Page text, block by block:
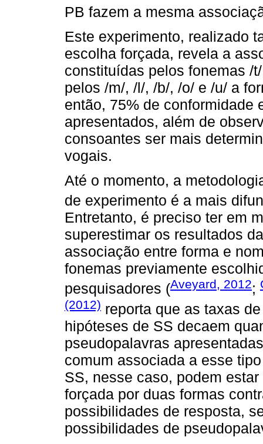
PB fazem a mesma
Este experimento, realizado
escolha forçada, revela a
constituídas pelos fonemas /
pelos /m/, /l/, /b/, /o/ e /u/ a
então, 75% de conformidade
apresentados, além de
consoantes ser mais
vogais.
Até o momento, a
de experimento é a mais
Entretanto, é preciso ter em
superestimar os resultados
associação entre forma e
fonemas previamente
pesquisadores (Aveyard, 2012;
(2012) reporta que as taxas
hipóteses de SS decaem
pseudopalavras
comum associada a esse
SS, nesse caso, podem
forçada por duas formas
possibilidades de resposta,
possibilidades de